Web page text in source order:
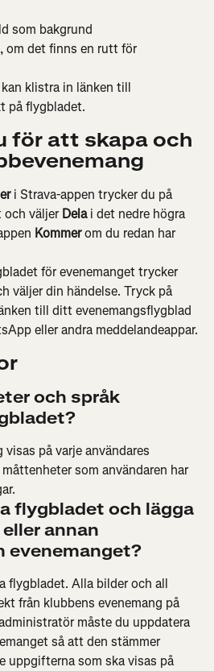
som bakgrund
om det finns en rutt för
klistra in länken till
på flygbladet.
för att skapa och
i Strava-appen trycker du på
och väljer Dela i det nedre högra
Kommer om du redan har
för evenemanget trycker
väljer din händelse. Tryck på
till ditt evenemangsflygblad
eller andra meddelandeappar.
och språk
på varje användares
som användaren har
flygbladet och lägga
annan
evenemanget?
flygbladet. Alla bilder och all
från klubbens evenemang på
måste du uppdatera
så att den stämmer
uppgifterna som ska visas på